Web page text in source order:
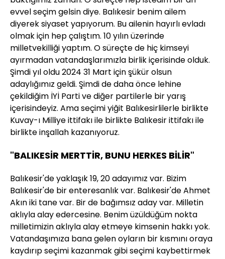
evvel seçim gelsin diye. Balıkesir benim ailem
diyerek siyaset yapıyorum. Bu ailenin hayırlı evladı
olmak için hep çalıştım. 10 yılın üzerinde
milletvekilliği yaptım. O süreçte de hiç kimseyi
ayırmadan vatandaşlarımızla birlik içerisinde olduk.
Şimdi yıl oldu 2024 31 Mart için şükür olsun
adaylığımız geldi. Şimdi de daha önce lehine
çekildiğim İYİ Parti ve diğer partilerle bir yarış
içerisindeyiz. Ama seçimi yiğit Balıkesirlilerle birlikte
Kuvay-ı Milliye ittifakı ile birlikte Balıkesir ittifakı ile
birlikte inşallah kazanıyoruz.
"BALIKESİR MERTTİR, BUNU HERKES BİLİR"
Balıkesir'de yaklaşık 19, 20 adayımız var. Bizim
Balıkesir'de bir enteresanlık var. Balıkesir'de Ahmet
Akın iki tane var. Bir de bağımsız aday var. Milletin
aklıyla alay edercesine. Benim üzüldüğüm nokta
milletimizin aklıyla alay etmeye kimsenin hakkı yok.
Vatandaşımıza bana gelen oyların bir kısmını oraya
kaydırıp seçimi kazanmak gibi seçimi kaybettirmek